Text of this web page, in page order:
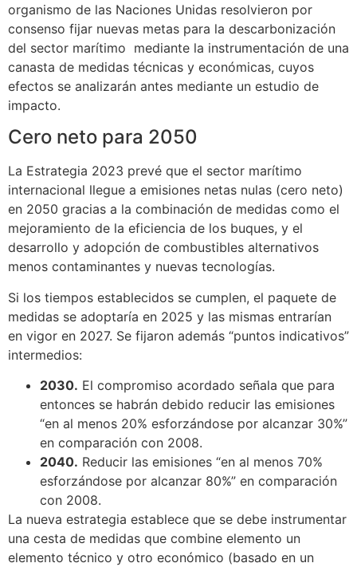
organismo de las Naciones Unidas resolvieron por
consenso fijar nuevas metas para la descarbonización
del sector marítimo mediante la instrumentación de una
canasta de medidas técnicas y económicas, cuyos
efectos se analizarán antes mediante un estudio de
impacto.
Cero neto para 2050
La Estrategia 2023 prevé que el sector marítimo
internacional llegue a emisiones netas nulas (cero neto)
en 2050 gracias a la combinación de medidas como el
mejoramiento de la eficiencia de los buques, y el
desarrollo y adopción de combustibles alternativos
menos contaminantes y nuevas tecnologías.
Si los tiempos establecidos se cumplen, el paquete de
medidas se adoptaría en 2025 y las mismas entrarían
en vigor en 2027. Se fijaron además “puntos indicativos”
intermedios:
2030. El compromiso acordado señala que para
entonces se habrán debido reducir las emisiones
“en al menos 20% esforzándose por alcanzar 30%”
en comparación con 2008.
2040. Reducir las emisiones “en al menos 70%
esforzándose por alcanzar 80%” en comparación
con 2008.
La nueva estrategia establece que se debe instrumentar
una cesta de medidas que combine elemento un
elemento técnico y otro económico (basado en un